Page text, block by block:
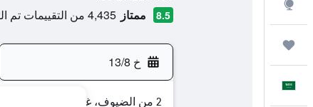
8.5 ممتاز 4,435 من التقييمات تم التحقق منها
خ 13/8
2 من الضيوف، غرفة واحدة